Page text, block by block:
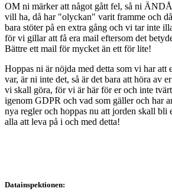
OM ni märker att något gått fel, så ni
vill ha, då har "olyckan" varit framme och
bara stöter på en extra gång och vi tar inte
för vi gillar att få era mail eftersom det
Bättre ett mail för mycket än ett för lite!
Hoppas ni är nöjda med detta som vi har att
var, är ni inte det, så är det bara att höra av
vi skall göra, för vi är här för er och inte
igenom GDPR och vad som gäller och har
nya regler och hoppas nu att jorden skall bli
alla att leva på i och med detta!
Datainspektionen: